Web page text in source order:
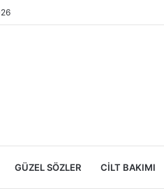
GÜZEL SÖZLER CILT BAKIMI